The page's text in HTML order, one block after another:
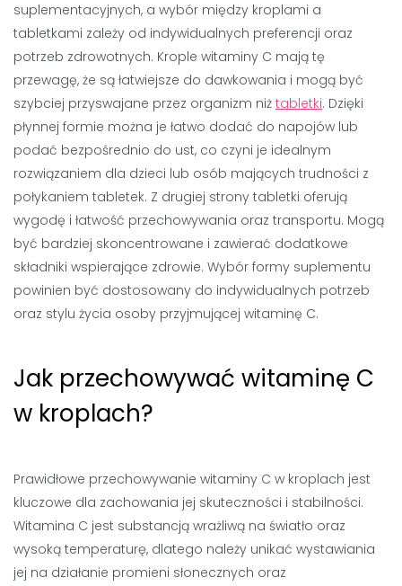
suplementacyjnych, a wybór między kroplami a
tabletkami zależy od indywidualnych preferencji oraz
potrzeb zdrowotnych. Krople witaminy C mają tę
przewagę, że są łatwiejsze do dawkowania i mogą być
szybciej przyswajane przez organizm niż tabletki. Dzięki
płynnej formie można je łatwo dodać do napojów lub
podać bezpośrednio do ust, co czyni je idealnym
rozwiązaniem dla dzieci lub osób mających trudności z
połykaniem tabletek. Z drugiej strony tabletki oferują
wygodę i łatwość przechowywania oraz transportu. Mogą
być bardziej skoncentrowane i zawierać dodatkowe
składniki wspierające zdrowie. Wybór formy suplementu
powinien być dostosowany do indywidualnych potrzeb
oraz stylu życia osoby przyjmującej witaminę C.
Jak przechowywać witaminę C
w kroplach?
Prawidłowe przechowywanie witaminy C w kroplach jest
kluczowe dla zachowania jej skuteczności i stabilności.
Witamina C jest substancją wrażliwą na światło oraz
wysoką temperaturę, dlatego należy unikać wystawiania
jej na działanie promieni słonecznych oraz